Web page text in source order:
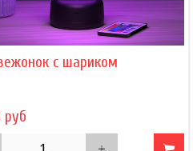
с шариком
руб